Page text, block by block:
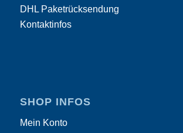
DHL Paketrücksendung
Kontaktinfos
SHOP INFOS
Mein Konto